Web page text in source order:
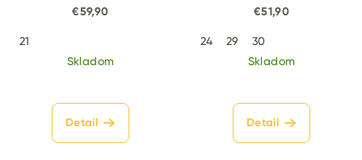
barefoot topánky
€59,90
21
Skladom
Detail
€51,90
24 29
30
Skladom
Detail